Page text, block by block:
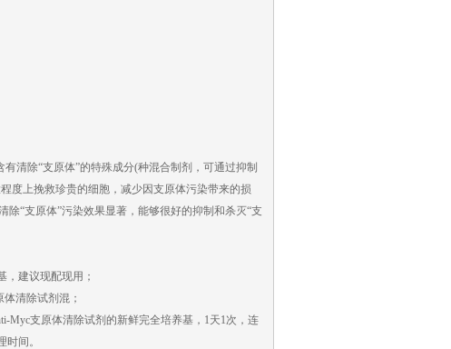
清除“支原体”的特殊成分(种混合制剂，可通过抑制
度上挽救珍贵的细胞，减少因支原体污染带来的损
“支原体”污染效果显著，能够很好的抑制和杀灭“支
，建议现配现用；
清除试剂混；
Myc支原体清除试剂的新鲜完全培养基，1天1次，连
间。